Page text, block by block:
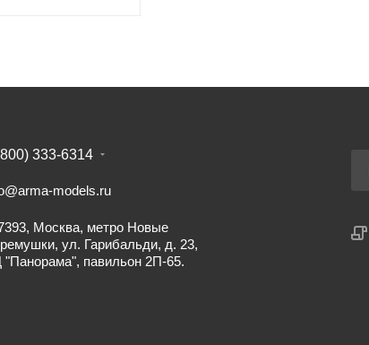
333-6314
models.ru
Москва, метро Новые
ул. Гарибальди, д. 23,
"Панорама", павильон 2П-65.